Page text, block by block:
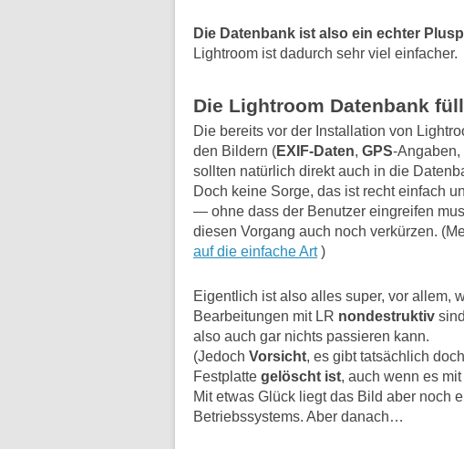
Die Datenbank ist also ein echter
Lightroom ist dadurch sehr viel einfacher.
Die Lightroom Datenbank
Die bereits vor der Installation von
den Bildern (EXIF-Daten, GPS-Angaben,
sollten natürlich direkt auch in die
Doch keine Sorge, das ist recht einfach
— ohne dass der Benutzer eingreifen
diesen Vorgang auch noch verkürzen.
auf die einfache Art)
Eigentlich ist also alles super, vor allem,
Bearbeitungen mit LR nondestruktiv
also auch gar nichts passieren kann.
(Jedoch Vorsicht, es gibt tatsächlich
Festplatte gelöscht ist, auch wenn es
Mit etwas Glück liegt das Bild aber noch
Betriebssystems. Aber danach…